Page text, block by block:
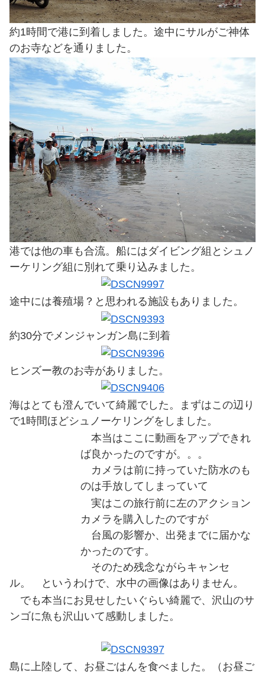
約1時間で港に到着しました。途中にサルがご神体
のお寺などを通りました。
港では他の車も合流。船にはダイビング組とシュノ
ーケリング組に別れて乗り込みました。
途中には養殖場？と思われる施設もありました。
約30分でメンジャンガン島に到着
ヒンズー教のお寺がありました。
海はとても澄んでいて綺麗でした。まずはこの辺り
で1時間ほどシュノーケリングをしました。
本当はここに動画をアップできれ
ば良かったのですが。。。
カメラは前に持っていた防水のも
のは手放してしまっていて
実はこの旅行前に左のアクション
カメラを購入したのですが
台風の影響か、出発までに届かな
かったのです。
そのため残念ながらキャンセ
ル。 というわけで、水中の画像はありません。
でも本当にお見せしたいぐらい綺麗で、沢山のサ
ンゴに魚も沢山いて感動しました。
島に上陸して、お昼ごはんを食べました。（お昼ご